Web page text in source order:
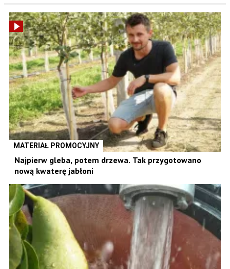
MATERIAŁ PROMOCYJNY
Najpierw gleba, potem drzewa. Tak przygotowano
nową kwaterę jabłoni